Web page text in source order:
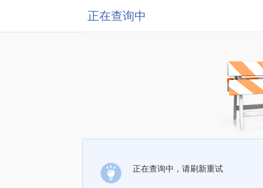
正在查询中
正在查询中，请刷新重试